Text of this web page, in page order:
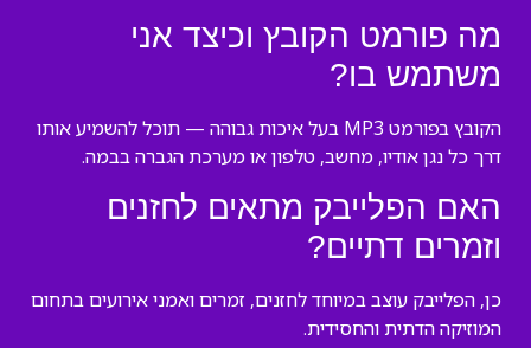
מה פורמט הקובץ וכיצד אני
משתמש בו?
הקובץ בפורמט MP3 בעל איכות גבוהה — תוכל להשמיע אותו
דרך כל נגן אודיו, מחשב, טלפון או מערכת הגברה בבמה.
האם הפלייבק מתאים לחזנים
וזמרים דתיים?
כן, הפלייבק עוצב במיוחד לחזנים, זמרים ואמני אירועים בתחום
המוזיקה הדתית והחסידית.